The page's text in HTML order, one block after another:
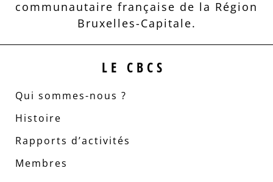
communautaire française de la Région
Bruxelles-Capitale.
LE CBCS
Qui sommes-nous ?
Histoire
Rapports d’activités
Membres